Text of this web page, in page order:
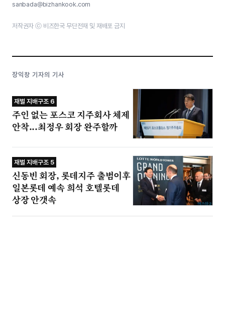
sanbada@bizhankook.com
저작권자 ⓒ 비즈한국 무단전재 및 재배포 금지
장익창 기자의 기사
재벌 지배구조 6
주인 없는 포스코 지주회사 체제
안착...최정우 회장 완주할까
재벌 지배구조 5
신동빈 회장, 롯데지주 출범이후
일본롯데 예속 희석 호텔롯데
상장 안갯속